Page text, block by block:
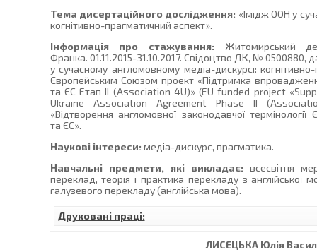
Тема дисертаційного дослідження: «Імідж ООН у
когнітивно-прагматичний аспект».
Інформація про стажування: Житомирський
Франка. 01.11.2015-31.10.2017. Свідоцтво ДК, № 0500880,
у сучасному англомовному медіа-дискурсі:
Європейським Союзом проект «Підтримка
та ЄС Етап II (Association 4U)» (EU funded project
Ukraine Association Agreement Phase II
«Відтворення англомовної законодавчої
та ЄС».
Наукові інтереси: медіа-дискурс, прагматика.
Навчальні предмети, які викладає: всесвітня
переклад, теорія і практика перекладу з англійської
галузевого перекладу (англійська мова).
Друковані праці:
ЛИСЕЦЬКАЮлія